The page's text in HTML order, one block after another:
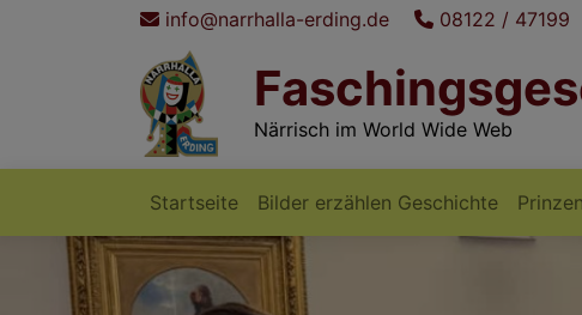
info@narrhalla-erding.de 08122 / 47199
Närrisch im World Wide Web
Hauptnavigation
Startseite Bilder erzählen Geschichte